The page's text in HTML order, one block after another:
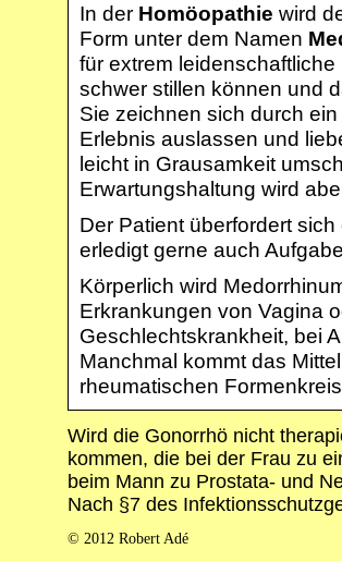
In der Homöopathie wird
Form unter dem Namen
für extrem
schwer stillen können und
Sie zeichnen sich durch
Erlebnis auslassen und
leicht in Grausamkeit
Erwartungshaltung wird
Der Patient überfordert
erledigt gerne auch
Körperlich wird
Erkrankungen von Vagina
Geschlechtskrankheit, bei
Manchmal kommt das
rheumatischen
Wird die Gonorrhö nicht
kommen, die bei der Frau zu
beim Mann zu Prostata- und
Nach §7 des
© 2012 Robert Adé